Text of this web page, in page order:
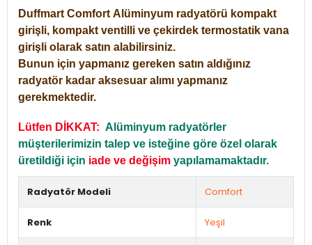
Duffmart Comfort Alüminyum radyatörü kompakt
girişli, kompakt ventilli ve çekirdek termostatik vana
girişli olarak satın alabilirsiniz.
Bunun için yapmanız gereken satın aldığınız
radyatör kadar aksesuar alımı yapmanız
gerekmektedir.
Lütfen DİKKAT: Alüminyum radyatörler
müşterilerimizin talep ve isteğine göre özel olarak
üretildiği için iade ve değişim yapılamamaktadır.
Radyatör Modeli Comfort
Renk Yeşil